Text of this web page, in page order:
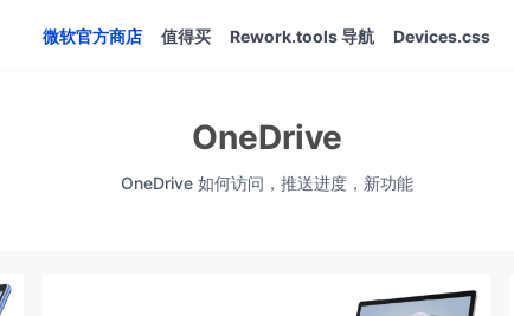
微软官方商店 值得买 Rework.tools 导航 Devices.css
OneDrive
OneDrive 如何访问，推送进度，新功能